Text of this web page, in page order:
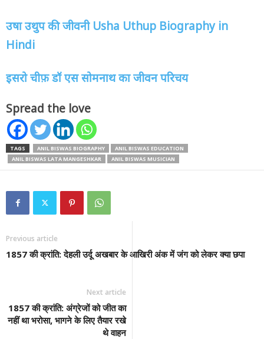
उषा उथुप की जीवनी Usha Uthup Biography in
Hindi
इसरो चीफ़ डॉ एस सोमनाथ का जीवन परिचय
Spread the love
TAGS ANIL BISWAS BIOGRAPHY
ANIL BISWAS EDUCATION
ANIL BISWAS LATA MANGESHKAR
ANIL BISWAS MUSICIAN
Previous article
1857 की क्रांति: देहली उर्दू अखबार के आखिरी अंक में जंग को लेकर क्या छपा
Next article
1857 की क्रांति: अंग्रेजों को जीत का
नहीं था भरोसा, भागने के लिए तैयार रखे
थे वाहन